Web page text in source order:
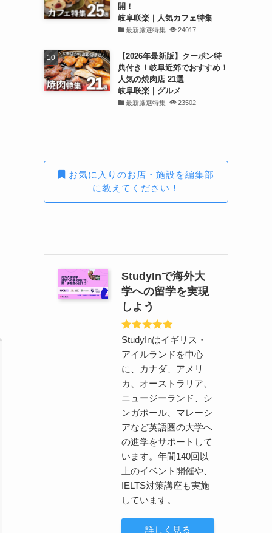
開！
岐阜咲楽｜人気カフェ特集
最新厳選特集 24017
【2026年最新版】クーポン特
典付き！岐阜近郊でおすすめ！
人気の焼肉店 21選
岐阜咲楽｜グルメ
最新厳選特集 23502
お気に入りのお店・施設を編集部
に教えてください！
StudyInで海外大
学への留学を実現
しよう
StudyInはイギリス・
アイルランドを中心
に、カナダ、アメリ
カ、オーストラリア、
ニュージーランド、シ
ンガポール、マレーシ
アなど英語圏の大学へ
の進学をサポートして
います。年間140回以
上のイベント開催や、
IELTS対策講座も実施
しています。
詳しく見る